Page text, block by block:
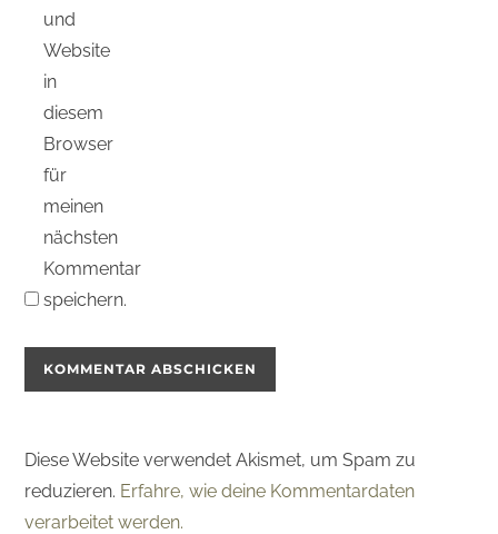
und
Website
in
diesem
Browser
für
meinen
nächsten
Kommentar
speichern.
Diese Website verwendet Akismet, um Spam zu
reduzieren. Erfahre, wie deine Kommentardaten
verarbeitet werden.